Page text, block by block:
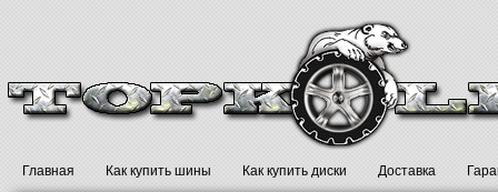
Главная Как купить шины Как купить диски Доставка